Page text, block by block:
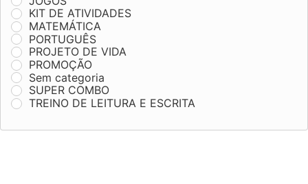
KIT DE ATIVIDADES
MATEMÁTICA
PORTUGUÊS
PROJETO DE VIDA
PROMOÇÃO
Sem categoria
SUPER COMBO
TREINO DE LEITURA E ESCRITA